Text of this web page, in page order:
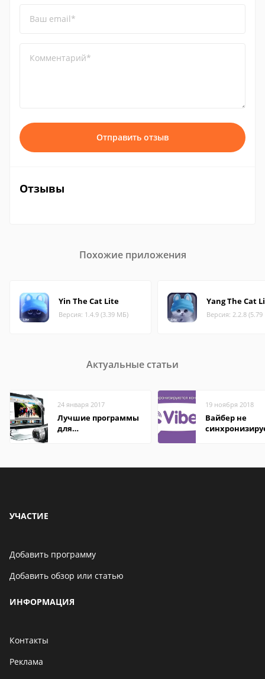
Ваш email*
Комментарий*
Отправить отзыв
Отзывы
Похожие приложения
Yin The Cat Lite
Версия: 1.4.9 (3.39 МБ)
Yang The Cat
Версия: 2.2.8
Актуальные статьи
24 января 2017
Лучшие программы
для
19 ноября 2018
Вайбер не
УЧАСТИЕ
Добавить программу
Добавить обзор или статью
ИНФОРМАЦИЯ
Контакты
Реклама